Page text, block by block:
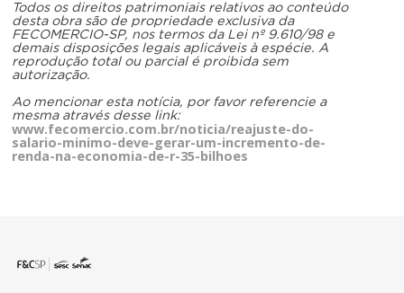
Todos os direitos patrimoniais relativos ao conteúdo
desta obra são de propriedade exclusiva da
FECOMERCIO-SP, nos termos da Lei nº 9.610/98 e
demais disposições legais aplicáveis à espécie. A
reprodução total ou parcial é proibida sem
autorização.
Ao mencionar esta notícia, por favor referencie a
mesma através desse link:
www.fecomercio.com.br/noticia/reajuste-do-
salario-minimo-deve-gerar-um-incremento-de-
renda-na-economia-de-r-35-bilhoes